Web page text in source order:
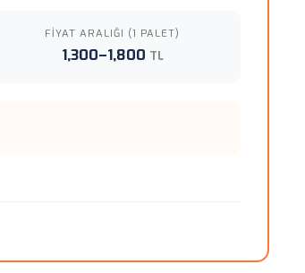
FIYAT ARALIĞI (1 PALET)
1,300–1,800 TL